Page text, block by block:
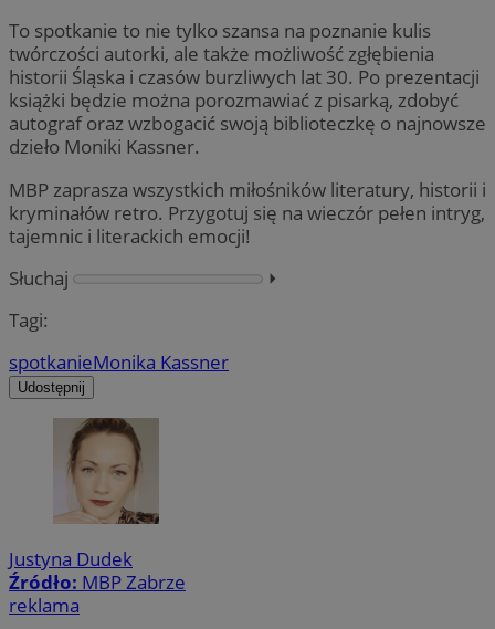
To spotkanie to nie tylko szansa na poznanie kulis
twórczości autorki, ale także możliwość zgłębienia
historii Śląska i czasów burzliwych lat 30. Po prezentacji
książki będzie można porozmawiać z pisarką, zdobyć
autograf oraz wzbogacić swoją biblioteczkę o najnowsze
dzieło Moniki Kassner.
MBP zaprasza wszystkich miłośników literatury, historii i
kryminałów retro. Przygotuj się na wieczór pełen intryg,
tajemnic i literackich emocji!
Słuchaj
⏵︎
Tagi:
spotkanieMonika Kassner
Udostępnij
Justyna Dudek
Źródło: MBP Zabrze
reklama